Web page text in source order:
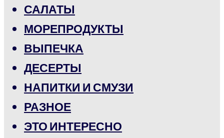
САЛАТЫ
МОРЕПРОДУКТЫ
ВЫПЕЧКА
ДЕСЕРТЫ
НАПИТКИ И СМУЗИ
РАЗНОЕ
ЭТО ИНТЕРЕСНО